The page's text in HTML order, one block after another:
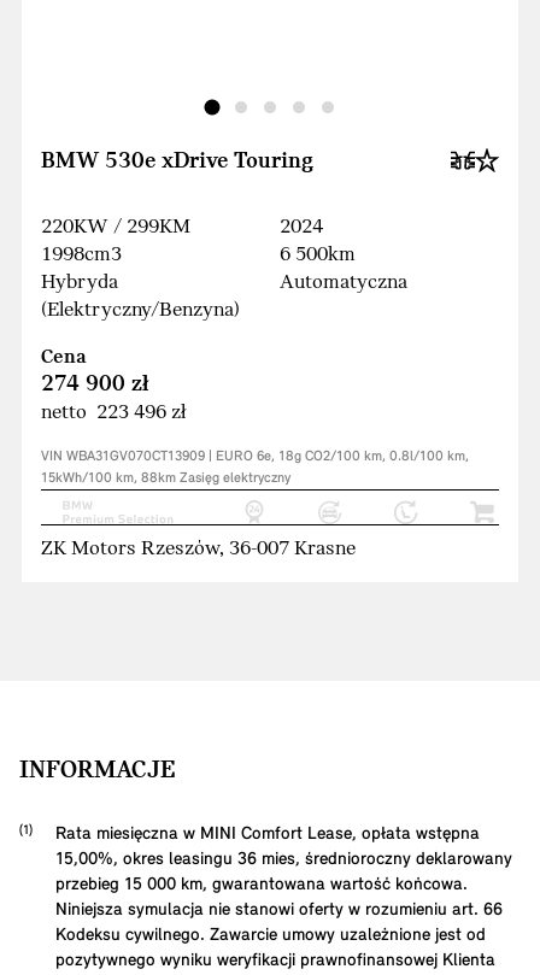
BMW 530e xDrive Touring
220KW / 299KM
1998cm3
Hybryda
(Elektryczny/Benzyna)
2024
6 500km
Automatyczna
Cena
274 900 zł
netto 223 496 zł
VIN WBA31GV070CT13909 | EURO 6e, 18g CO2/100 km, 0.8l/100 km,
15kWh/100 km, 88km Zasięg elektryczny
ZK Motors Rzeszów, 36-007 Krasne
INFORMACJE
Rata miesięczna w MINI Comfort Lease, opłata wstępna
15,00%, okres leasingu 36 mies, średnioroczny deklarowany
przebieg 15 000 km, gwarantowana wartość końcowa.
Niniejsza symulacja nie stanowi oferty w rozumieniu art. 66
Kodeksu cywilnego. Zawarcie umowy uzależnione jest od
pozytywnego wyniku weryfikacji prawnofinansowej Klienta